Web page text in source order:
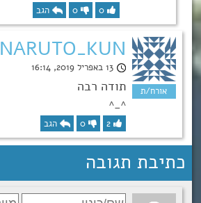
0
0 הגב
NARUTO_KUN כתב/ה:
13 באפריל 2019, 16:14
תודה רבה
^_^
2
0 הגב
כתיבת תגובה